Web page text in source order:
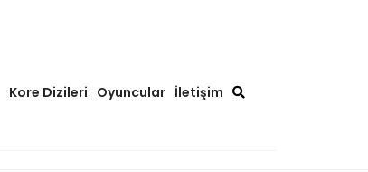
Kore Dizileri Oyuncular İletişim